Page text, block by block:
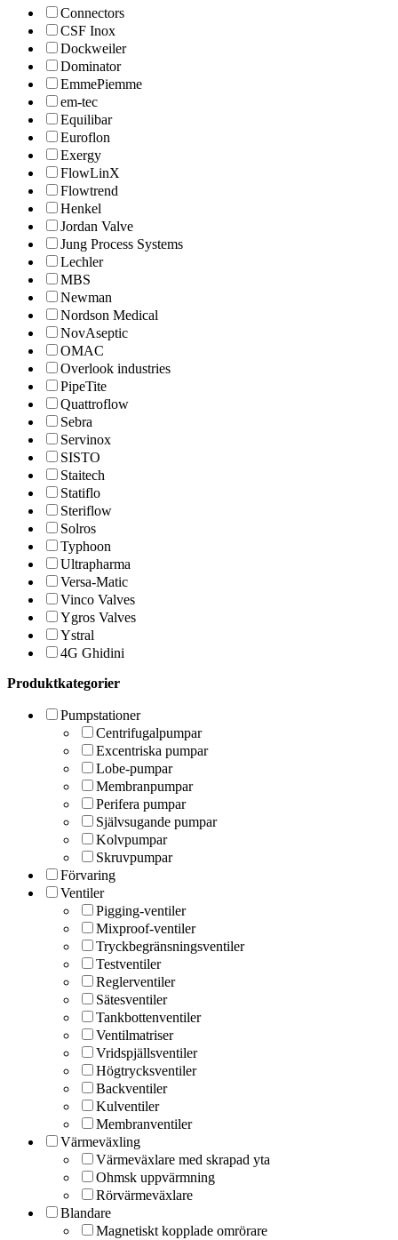
Connectors
CSF Inox
Dockweiler
Dominator
EmmePiemme
em-tec
Equilibar
Euroflon
Exergy
FlowLinX
Flowtrend
Henkel
Jordan Valve
Jung Process Systems
Lechler
MBS
Newman
Nordson Medical
NovAseptic
OMAC
Overlook industries
PipeTite
Quattroflow
Sebra
Servinox
SISTO
Staitech
Statiflo
Steriflow
Solros
Typhoon
Ultrapharma
Versa-Matic
Vinco Valves
Ygros Valves
Ystral
4G Ghidini
Produktkategorier
Pumpstationer
Centrifugalpumpar
Excentriska pumpar
Lobe-pumpar
Membranpumpar
Perifera pumpar
Självsugande pumpar
Kolvpumpar
Skruvpumpar
Förvaring
Ventiler
Pigging-ventiler
Mixproof-ventiler
Tryckbegränsningsventiler
Testventiler
Reglerventiler
Sätesventiler
Tankbottenventiler
Ventilmatriser
Vridspjällsventiler
Högtrycksventiler
Backventiler
Kulventiler
Membranventiler
Värmeväxling
Värmeväxlare med skrapad yta
Ohmsk uppvärmning
Rörvärmeväxlare
Blandare
Magnetiskt kopplade omrörare